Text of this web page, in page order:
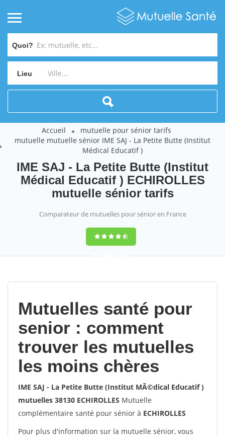
Quoi?
Lieu
Accueil
mutuelle pour sénior tarifs
mutuelle mutuelle sénior IME SAJ - La Petite Butte (Institut
Médical Educatif )
IME SAJ - La Petite Butte (Institut
Médical Educatif ) ECHIROLLES
mutuelle sénior tarifs
Comparateur de mutuelles pour sénior en France
9,2(100%)452
Mutuelles santé pour
senior : comment
trouver les mutuelles
les moins chères
IME SAJ - La Petite Butte (Institut MÃ©dical Educatif )
mutuelles 38130 ECHIROLLES Mutuelle
complémentaire santé pour sénior à ECHIROLLES
Pour plus d'information sur la mutuelle sénior, vous